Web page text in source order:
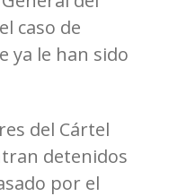
caso de
ya le han sido
del Cártel
detenidos
por el